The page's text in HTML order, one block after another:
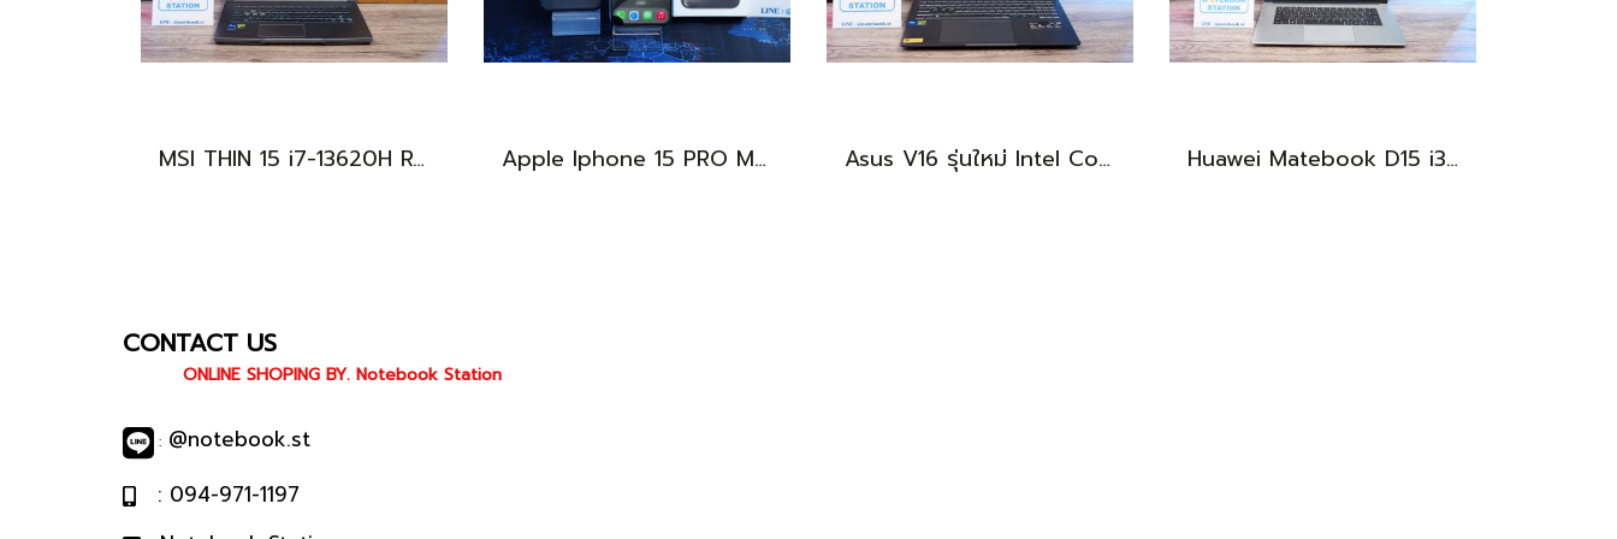
MSI THIN 15 i7-13620H RTX-2050(4GB) Ram8 SSD512 จอ15.6 FHD 144Hz สเปคเกมมิ่ง คีย์บอร์ดไฟสีฟ้า ดีไซน์เรียบหรู น้ำหนักเบาไม่ถึง2kg เครื่องมีประกันศูนย์พร้อมใช้งานในราคาสุดคุ้มเพียง 18,500.-เท่านั้น Apple Iphone 15 PRO MAX NATURAL TITANIUM 256GB สุขภาพแบต 87% อุปกรณ์ครบกล่อง ขายเพียง 11,990.- Asus V16 รุ่นใหม่ Intel Core5-210H RTX-4050(6GB) Ram16 512GB M.2 จอ16นิ้ว WUXGA 144Hz จอสวย สเปคสูง ดีไซน์ตัวเครื่องเรียบสวยดูทันสมัย พร้แมประกันศูนย์ยาวๆถึงปี2028 ขายในราคาสุดตุ้มเพียง 25,990.-เท่านั้น Huawei Matebook D15 i3-10110U Ram8 256GB M.2 จอ15.6นิ้ว FHD IPS 60hz สเปคทำงานทั่วไป หน้าจอใหญ่ ดีไซน์เครื่องบางเบา เครื่องพร้อมใช้งาน ขายถูกเพียง 6,990.-เท่านั้น
CONTACT US
ONLINE SHOPING BY. Notebook Station
: @notebook.st
: 094-971-1197